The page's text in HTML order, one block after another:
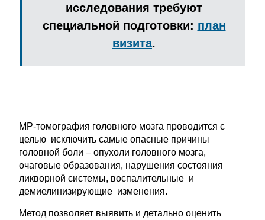
исследования требуют
специальной подготовки: план
визита.
МР-томография головного мозга проводится с
целью исключить самые опасные причины
головной боли – опухоли головного мозга,
очаговые образования, нарушения состояния
ликворной системы, воспалительные и
демиелинизирующие изменения.
Метод позволяет выявить и детально оценить